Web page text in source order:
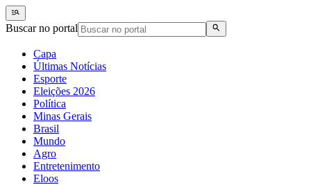
Buscar no portal
Capa
Últimas Notícias
Esporte
Eleições 2026
Política
Minas Gerais
Brasil
Mundo
Agro
Entretenimento
Eloos